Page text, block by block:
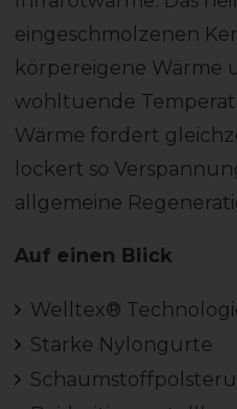
eingeschmolzenen
körpereigene Wärme
wohltuende
Wärme fördert
lockert so
allgemeine
Auf einen Blick
Welltex®
Starke Nylongurte